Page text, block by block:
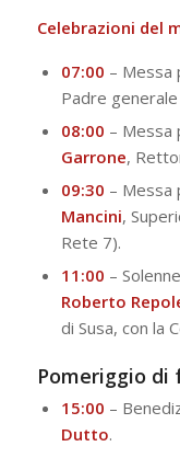
Celebrazioni del
07:00 – Messa
Padre
08:00 – Messa
Garrone,
09:30 – Messa
Mancini,
Rete 7).
11:00 –
Roberto
di Susa, con la
Pomeriggio di
15:00 –
Dutto.